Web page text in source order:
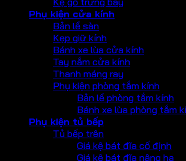
Phụ kiện cửa kính
Bản lề sàn
Kẹp giữ kính
Bánh xe lùa cửa kính
Tay nắm cửa kính
Thanh máng ray
Phụ kiện phòng tắm kính
Bản lề phòng tắm kính
Bánh xe lùa phòng tắm
Phụ kiện tủ bếp
Tủ bếp trên
Giá kệ bát đĩa cố định
Giá kệ bát đĩa nâng hạ